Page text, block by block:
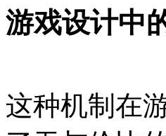
游戏设计中
这种机制在